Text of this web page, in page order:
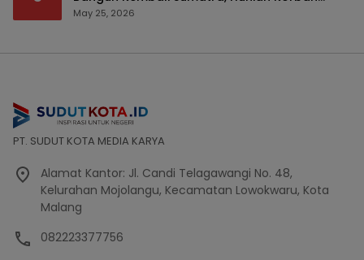
Bencana Bakal Difokuskan
May 25, 2026
PT. SUDUT KOTA MEDIA KARYA
Alamat Kantor: Jl. Candi Telagawangi No. 48,
Kelurahan Mojolangu, Kecamatan Lowokwaru, Kota
Malang
082223377756